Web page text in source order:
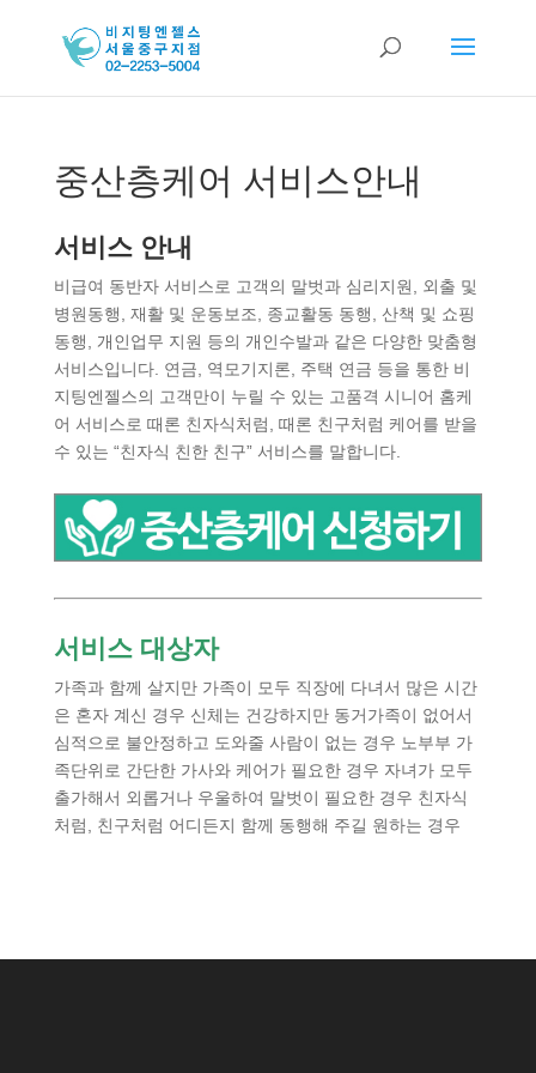
중산층케어 서비스안내
서비스 안내
비급여 동반자 서비스로 고객의 말벗과 심리지원, 외출 및
병원동행, 재활 및 운동보조, 종교활동 동행, 산책 및 쇼핑
동행, 개인업무 지원 등의 개인수발과 같은 다양한 맞춤형
서비스입니다. 연금, 역모기지론, 주택 연금 등을 통한 비
지팅엔젤스의 고객만이 누릴 수 있는 고품격 시니어 홈케
어 서비스로 때론 친자식처럼, 때론 친구처럼 케어를 받을
수 있는 “친자식 친한 친구” 서비스를 말합니다.
서비스 대상자
가족과 함께 살지만 가족이 모두 직장에 다녀서 많은 시간
은 혼자 계신 경우 신체는 건강하지만 동거가족이 없어서
심적으로 불안정하고 도와줄 사람이 없는 경우 노부부 가
족단위로 간단한 가사와 케어가 필요한 경우 자녀가 모두
출가해서 외롭거나 우울하여 말벗이 필요한 경우 친자식
처럼, 친구처럼 어디든지 함께 동행해 주길 원하는 경우